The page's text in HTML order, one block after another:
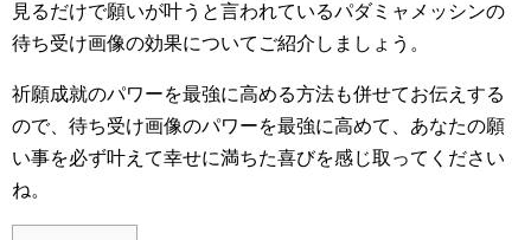
見るだけで願いが叶うと言われているパダミャメッシンの
待ち受け画像の効果についてご紹介しましょう。
祈願成就のパワーを最強に高める方法も併せてお伝えする
ので、待ち受け画像のパワーを最強に高めて、あなたの願
い事を必ず叶えて幸せに満ちた喜びを感じ取ってください
ね。